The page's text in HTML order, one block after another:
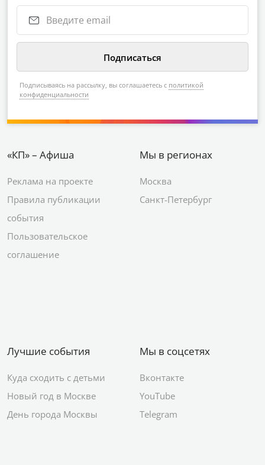
Подписываясь на рассылку, вы соглашаетесь с политикой
конфиденциальности
«КП» – Афиша
Реклама на проекте
Правила публикации
события
Пользовательское
соглашение
Мы в регионах
Москва
Санкт-Петербург
Лучшие события
Куда сходить с детьми
Новый год в Москве
День города Москвы
Мы в соцсетях
Вконтакте
YouTube
Telegram